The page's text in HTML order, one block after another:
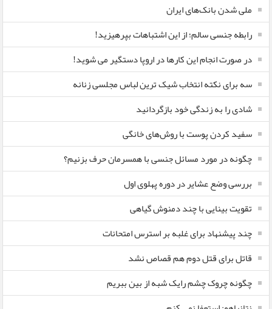
ملی شدن بانک‌های ایران
رابطه جنسی سالم؛ از این اشتباهات بپرهیزید!
در صورت انجام این کارها در اروپا دستگیر می شوید!
سه برای نکته انتخاب شیک ترین لباس مجلسی زنانه
شادی را به زندگی خود بازگردانید
سفید کردن پوست با روش‌های خانگی
چگونه در مورد مسائل جنسی با همسرمان حرف بزنیم؟
بررسی وضع عشایر در دوره پهلوی اول
تقویت بینایی با چند دمنوش گیاهی
چند پیشنهاد برای غلبه بر استرس امتحانات
قاتل برای قتل دوم هم قصاص نشد
چگونه چروک چشم رایک شبه از بین ببریم